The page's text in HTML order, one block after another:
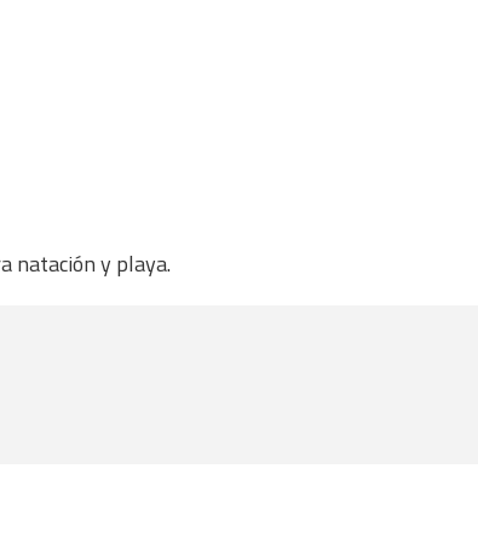
natación y playa.